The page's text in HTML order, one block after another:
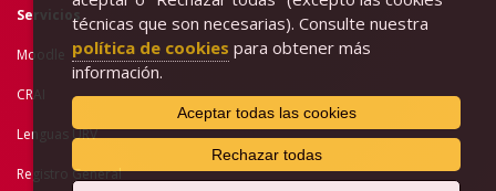
Servicios
Moodle
CRAI
Lenguas URV
Registro General
técnicas que son necesarias). Consulte nuestra
política de cookies para obtener más
información.
Aceptar todas las cookies
Rechazar todas